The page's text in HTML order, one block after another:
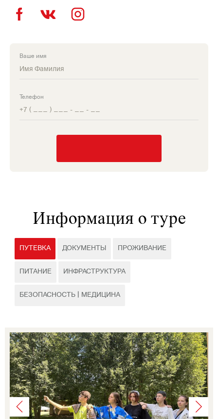
Ваше имя
Телефон
Информация о туре
ПУТЕВКА ДОКУМЕНТЫ ПРОЖИВАНИЕ
ПИТАНИЕ ИНФРАСТРУКТУРА
БЕЗОПАСНОСТЬ | МЕДИЦИНА